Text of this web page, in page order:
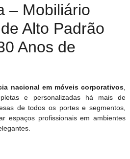
– Mobiliário
Alto Padrão
Anos de
nacional em móveis corporativos
e personalizadas há mais de
de todos os portes e segmentos,
espaços profissionais em ambientes